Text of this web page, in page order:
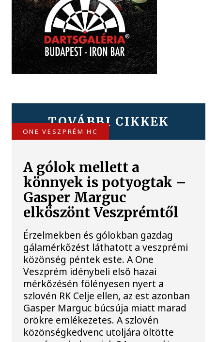
TOVÁBBI CIKKEK
ONE VESZPRÉM HC
A gólok mellett a
könnyek is potyogtak –
Gasper Marguc
elköszönt Veszprémtől
Érzelmekben és gólokban gazdag
gálamérkőzést láthatott a veszprémi
közönség péntek este. A One
Veszprém idénybeli első hazai
mérkőzésén fölényesen nyert a
szlovén RK Celje ellen, az est azonban
Gasper Marguc búcsúja miatt marad
örökre emlékezetes. A szlovén
közönségkedvenc utoljára öltötte